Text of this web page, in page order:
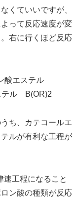
くていいですが、
って反応速度が変
右に行くほど反応
酸エステル
テル B(OR)2
ち、カテコールエ
ルが有利な工程が
速工程になること
ン酸の種類が反応